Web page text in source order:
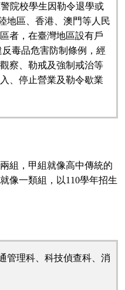
院校學生因勒令退學或
地區、香港、澳門等人民
者，在臺灣地區設有戶
毒品危害防制條例，經
察、勒戒及強制戒治等
、停止營業及勒令歇業
組，甲組就像高中傳統的
像一類組，以110學年招生
管理科、科技偵查科、消